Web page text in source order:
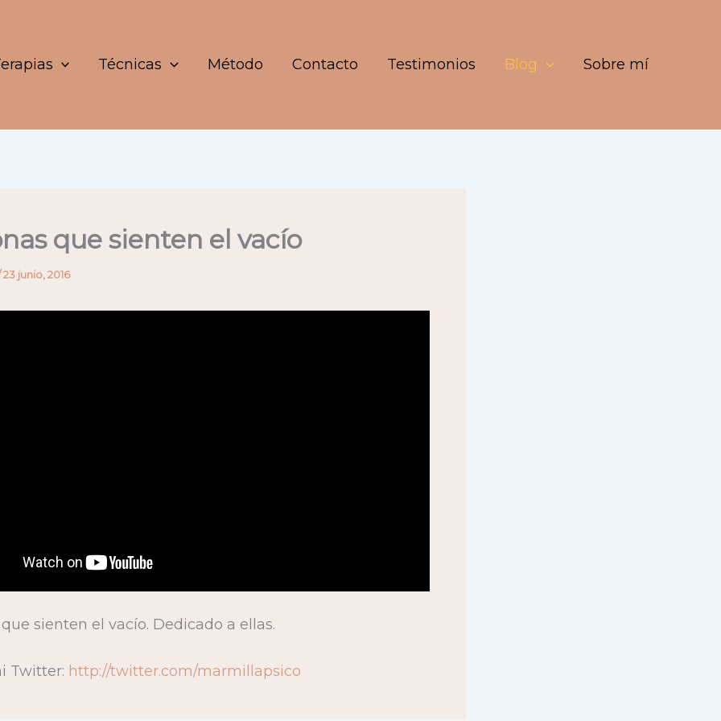
Técnicas Método Contacto Testimonios Blog Sobre mí
que sienten el vacío
23 junio, 2016
sienten el vacío. Dedicado a ellas.
Twitter: http://twitter.com/marmillapsico